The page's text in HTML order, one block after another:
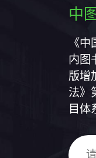
中
《
内图
版增
法》
目体